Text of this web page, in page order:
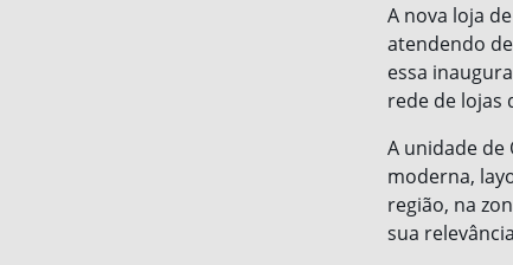
A nova loja
atendendo
essa
rede de lojas
A unidade
moderna,
região, na
sua